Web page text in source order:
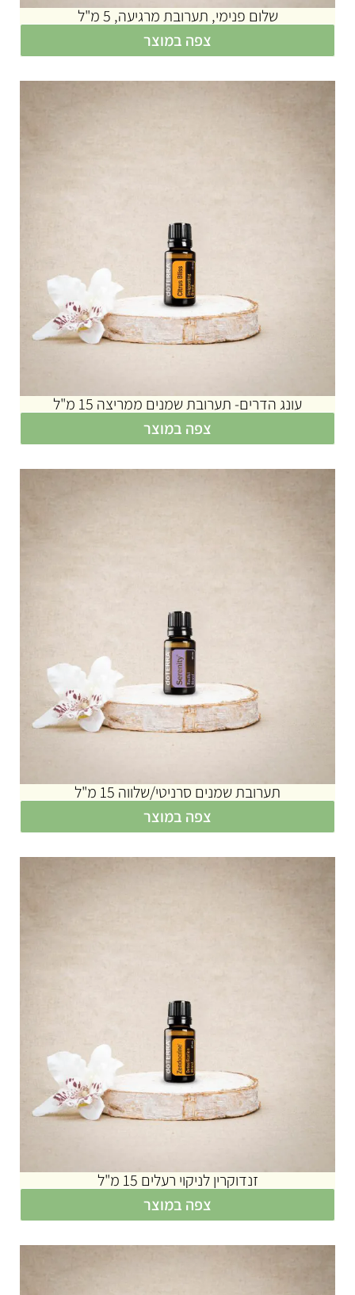
שלום פנימי, תערובת מרגיעה, 5 מ"ל
צפה במוצר
עונג הדרים- תערובת שמנים ממריצה 15 מ"ל
צפה במוצר
תערובת שמנים סרניטי/שלווה 15 מ"ל
צפה במוצר
זנדוקרין לניקוי רעלים 15 מ"ל
צפה במוצר